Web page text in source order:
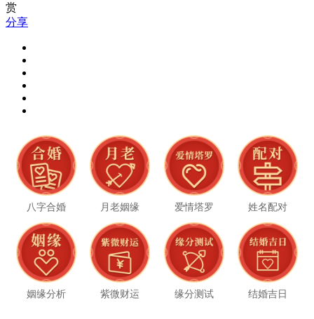
赏
分享
八字合婚 月老姻缘 爱情塔罗 姓名配对
姻缘分析 紫微财运 缘分测试 结婚吉日